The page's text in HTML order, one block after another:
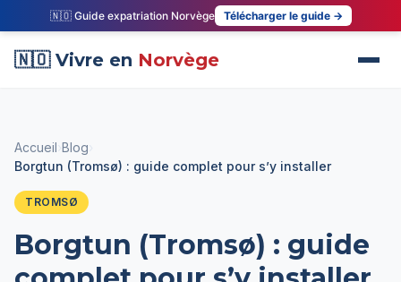
🇳🇴 Guide expatriation Norvège Télécharger le guide →
🇳🇴 Vivre en Norvège
Accueil Blog
Borgtun (Tromsø) : guide complet pour s’y installer
TROMSØ
Borgtun (Tromsø) : guide